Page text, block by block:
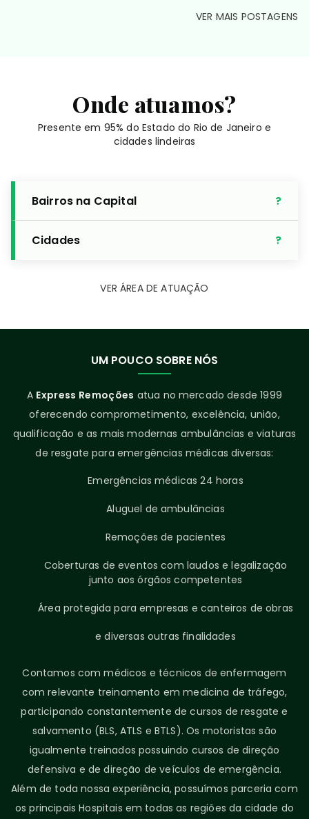
VER MAIS POSTAGENS
Onde atuamos?
Presente em 95% do Estado do Rio de Janeiro e
cidades lindeiras
Bairros na Capital
Cidades
VER ÁREA DE ATUAÇÃO
UM POUCO SOBRE NÓS
A Express Remoções atua no mercado desde 1999
oferecendo comprometimento, excelência, união,
qualificação e as mais modernas ambulâncias e viaturas
de resgate para emergências médicas diversas:
Emergências médicas 24 horas
Aluguel de ambulâncias
Remoções de pacientes
Coberturas de eventos com laudos e legalização
junto aos órgãos competentes
Área protegida para empresas e canteiros de obras
e diversas outras finalidades
Contamos com médicos e técnicos de enfermagem
com relevante treinamento em medicina de tráfego,
participando constantemente de cursos de resgate e
salvamento (BLS, ATLS e BTLS). Os motoristas são
igualmente treinados possuindo cursos de direção
defensiva e de direção de veículos de emergência.
Além de toda nossa experiência, possuímos parceria com
os principais Hospitais em todas as regiões da cidade do